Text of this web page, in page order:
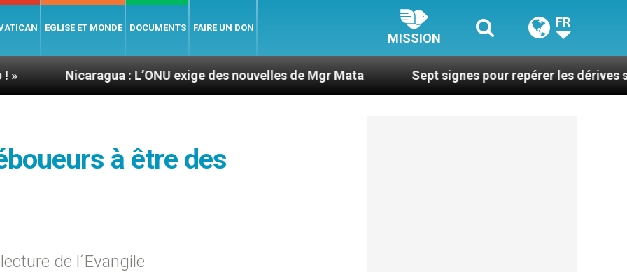
EGLISE ET MONDE DOCUMENTS FAIRE UN DON
MISSION
FR
Nicaragua : L’ONU exige des nouvelles de Mgr Mata Sept signes pour repérer les dérives sectaires
à être des
de l´Evangile